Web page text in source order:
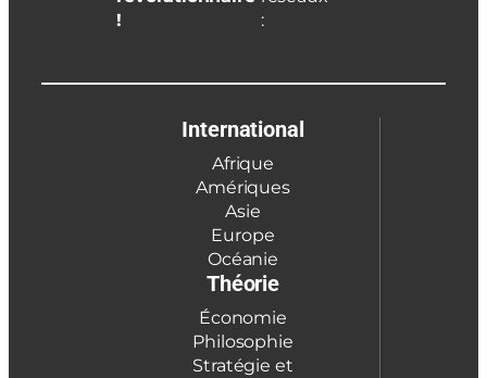
!
:
International
Afrique
Amériques
Asie
Europe
Océanie
Théorie
Économie
Philosophie
Stratégie et